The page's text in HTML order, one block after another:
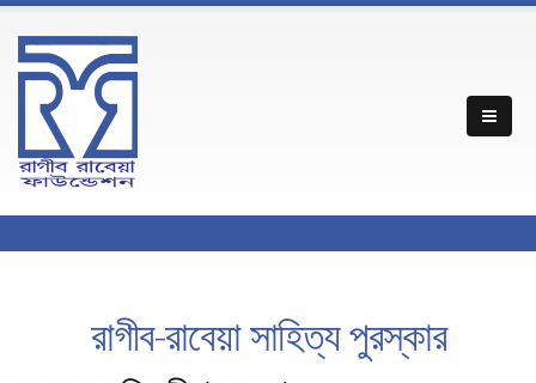
রাগীব-রাবেয়া সাহিত্য পুরস্কার